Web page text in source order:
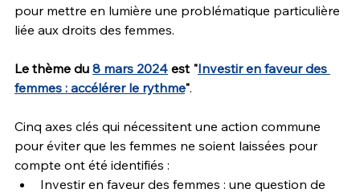
pour mettre en lumière une problématique particulière
liée aux droits des femmes.
Le thème du 8 mars 2024 est "Investir en faveur des
femmes : accélérer le rythme".
Cinq axes clés qui nécessitent une action commune
pour éviter que les femmes ne soient laissées pour
compte ont été identifiés :
Investir en faveur des femmes : une question de